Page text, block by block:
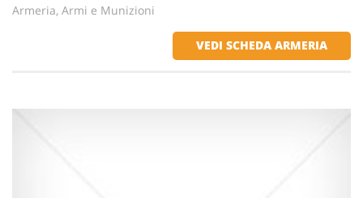
Armeria, Armi e Munizioni
VEDI SCHEDA ARMERIA